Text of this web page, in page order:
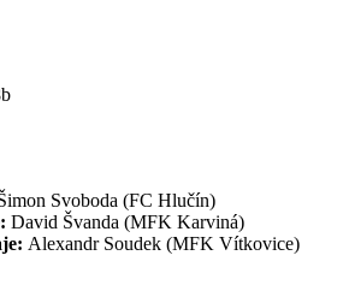
Svoboda (FC Hlučín)
David Švanda (MFK Karviná)
Alexandr Soudek (MFK Vítkovice)